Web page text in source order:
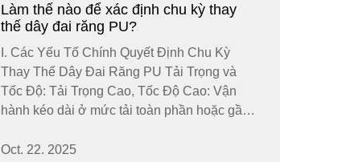
Làm thế nào để xác định chu kỳ thay
thế dây đai răng PU?
I. Các Yếu Tố Chính Quyết Định Chu Kỳ
Thay Thế Dây Đai Răng PU Tải Trọng và
Tốc Độ: Tải Trọng Cao, Tốc Độ Cao: Vận
hành kéo dài ở mức tải toàn phần hoặc gần
độ mỏi của dây đai và rút ngắn tuổi thọ. Tải
Oct. 22. 2025